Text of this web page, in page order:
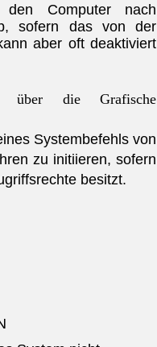
Computer nach
sofern das von der
aber oft deaktiviert
über die Grafische
Systembefehls von
zu initiieren, sofern
besitzt.